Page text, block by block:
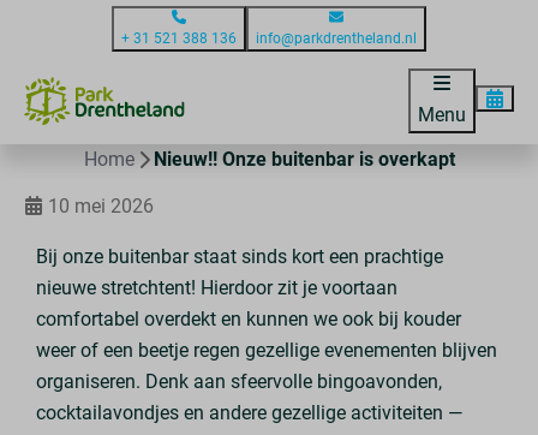
+ 31 521 388 136 info@parkdrentheland.nl
Menu
Home
Nieuw!! Onze buitenbar is overkapt
10 mei 2026
Bij onze buitenbar staat sinds kort een prachtige
nieuwe stretchtent! Hierdoor zit je voortaan
comfortabel overdekt en kunnen we ook bij kouder
weer of een beetje regen gezellige evenementen blijven
organiseren. Denk aan sfeervolle bingoavonden,
cocktailavondjes en andere gezellige activiteiten —